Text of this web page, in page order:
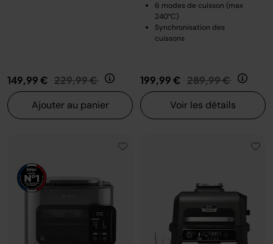
149,99 € Prix réduit de
229,99 € au
Ajouter au panier
6 modes de cuisson (max
240°C)
Synchronisation des
cuissons
199,99 € Prix réduit de
289,99 € au
Voir les détails